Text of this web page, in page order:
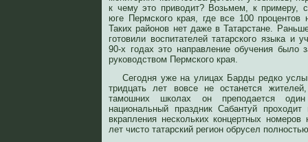
к чему это приводит? Возьмем, к примеру,
юге Пермского края, где все 100 процентов
Таких районов нет даже в Татарстане.
готовили воспитателей татарского языка и
90-х годах это направление обучения было
руководством Пермского края.
Сегодня уже на улицах Барды редко
тридцать лет вовсе не останется
тамошних школах он преподается
национальный праздник Сабантуй
вкрапления нескольких концертных
лет чисто татарский регион обрусел